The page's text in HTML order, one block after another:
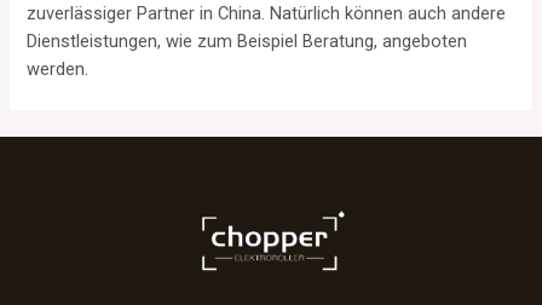
zuverlässiger Partner in China. Natürlich können auch andere
Dienstleistungen, wie zum Beispiel Beratung, angeboten
werden.